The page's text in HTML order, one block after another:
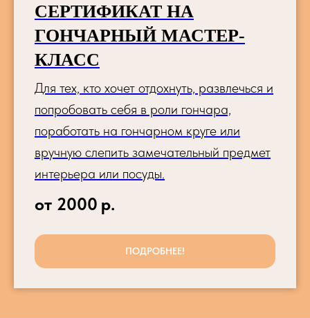
СЕРТИФИКАТ НА
ГОНЧАРНЫЙ МАСТЕР-
КЛАСС
Для тех, кто хочет отдохнуть, развлечься и
попробовать себя в роли гончара,
поработать на гончарном круге или
вручную слепить замечательный предмет
интерьера или посуды.
от 2000 р.
ПОДРОБНЕЕ!